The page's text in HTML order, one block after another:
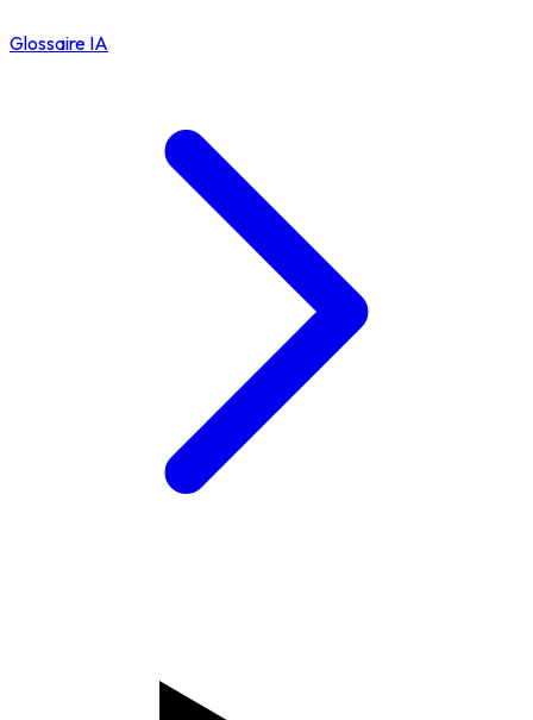
Glossaire IA